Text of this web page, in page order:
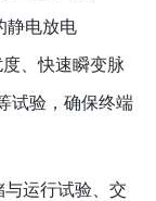
静电放电
、快速瞬变脉
试验，确保终端
运行试验、交